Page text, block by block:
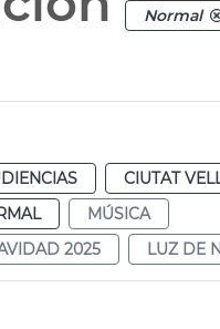
Normal
CIUTAT
MÚSICA
2025 LUZ DE